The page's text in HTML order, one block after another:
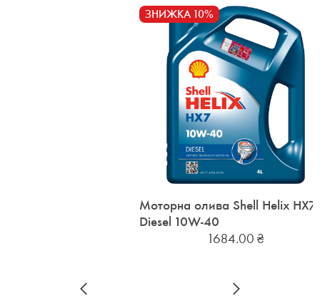
ЗНИЖКА 10%
Моторна олива Shell Helix HX7
Diesel 10W-40
1684.00₴